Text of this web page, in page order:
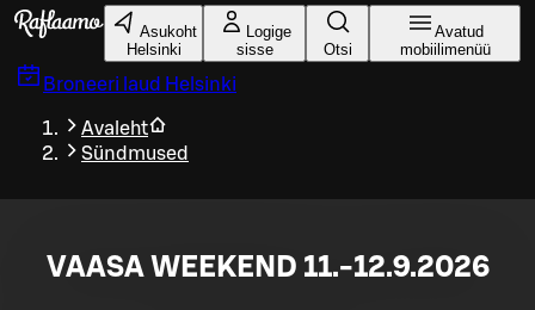
Liigu peamise sisu juurde
Asukoht
Helsinki
Logige
sisse
Otsi
Avatud
mobiilimenüü
Broneeri laud Helsinki
Avaleht
Sündmused
VAASA WEEKEND 11.-12.9.2026